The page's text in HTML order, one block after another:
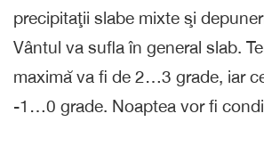
precipitaţii slabe mixte şi
Vântul va sufla în general slab.
maximă va fi de 2…3 grade, iar
-1…0 grade. Noaptea vor fi